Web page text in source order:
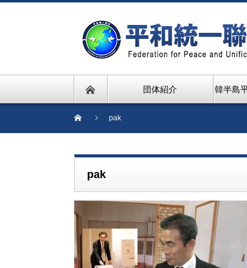
団体紹介 韓半島
pak
pak